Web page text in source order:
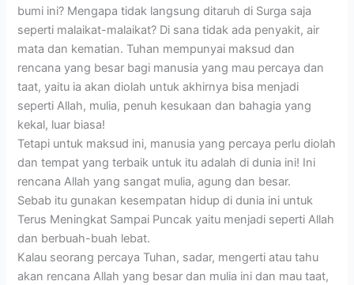
bumi ini? Mengapa tidak langsung ditaruh di Surga saja
seperti malaikat-malaikat? Di sana tidak ada penyakit, air
mata dan kematian. Tuhan mempunyai maksud dan
rencana yang besar bagi manusia yang mau percaya dan
taat, yaitu ia akan diolah untuk akhirnya bisa menjadi
seperti Allah, mulia, penuh kesukaan dan bahagia yang
kekal, luar biasa!
Tetapi untuk maksud ini, manusia yang percaya perlu diolah
dan tempat yang terbaik untuk itu adalah di dunia ini! Ini
rencana Allah yang sangat mulia, agung dan besar.
Sebab itu gunakan kesempatan hidup di dunia ini untuk
Terus Meningkat Sampai Puncak yaitu menjadi seperti Allah
dan berbuah-buah lebat.
Kalau seorang percaya Tuhan, sadar, mengerti atau tahu
akan rencana Allah yang besar dan mulia ini dan mau taat,